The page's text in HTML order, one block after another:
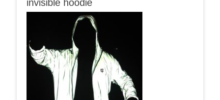
invisible hoodie